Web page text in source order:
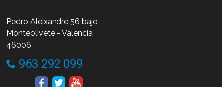
Pedro Aleixandre 56 bajo
Monteolivete - Valencia
46006
963 292 099